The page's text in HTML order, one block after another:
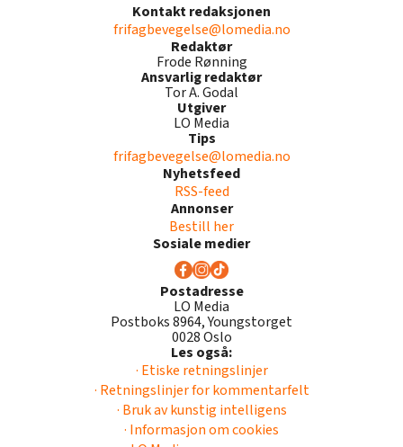
Kontakt redaksjonen
frifagbevegelse@lomedia.no
Redaktør
Frode Rønning
Ansvarlig redaktør
Tor A. Godal
Utgiver
LO Media
Tips
frifagbevegelse@lomedia.no
Nyhetsfeed
RSS-feed
Annonser
Bestill her
Sosiale medier
Postadresse
LO Media
Postboks 8964, Youngstorget
0028 Oslo
Les også:
· Etiske retningslinjer
· Retningslinjer for kommentarfelt
· Bruk av kunstig intelligens
· Informasjon om cookies